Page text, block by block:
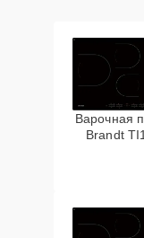
Варочная
Brandt